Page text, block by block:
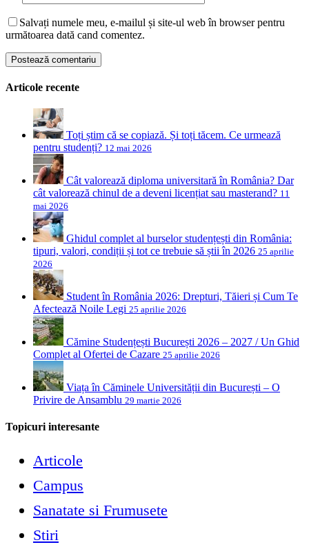
Salvați numele meu, e-mailul și site-ul web în browser pentru
următoarea dată cand comentez.
Articole recente
Toți știm că se copiază. Și toți tăcem. Ce urmează
pentru studenți? 12 mai 2026
Cât valorează diploma universitară în România? Dar
cât valorează chinul de a deveni licențiat sau masterand? 11
mai 2026
Ghidul complet al burselor studențești din România:
tipuri, valori, condiții și tot ce trebuie să știi în 2026 25 aprilie
2026
Student în România 2026: Drepturi, Tăieri și Cum Te
Afectează Noile Legi 25 aprilie 2026
Cămine Studențești București 2026 – 2027 / Un Ghid
Complet al Ofertei de Cazare 25 aprilie 2026
Viața în Căminele Universității din București – O
Privire de Ansamblu 29 martie 2026
Topicuri interesante
Articole
Campus
Sanatate si Frumusete
Stiri